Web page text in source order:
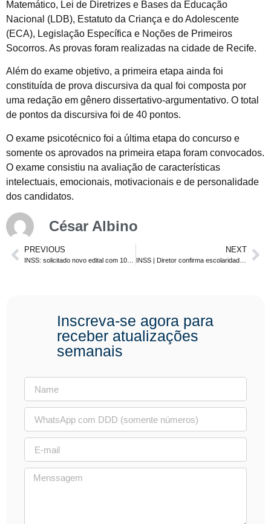
Matemático, Lei de Diretrizes e Bases da Educação
Nacional (LDB), Estatuto da Criança e do Adolescente
(ECA), Legislação Específica e Noções de Primeiros
Socorros. As provas foram realizadas na cidade de Recife.
Além do exame objetivo, a primeira etapa ainda foi
constituída de prova discursiva da qual foi composta por
uma redação em gênero dissertativo-argumentativo. O total
de pontos da discursiva foi de 40 pontos.
O exame psicotécnico foi a última etapa do concurso e
somente os aprovados na primeira etapa foram convocados.
O exame consistiu na avaliação de características
intelectuais, emocionais, motivacionais e de personalidade
dos candidatos.
César Albino
PREVIOUS NEXT
INSS | Diretor confirma escolaridade do cargo de Técnico do Seguro Social. Nível médio
Inscreva-se agora para
receber atualizações
semanais